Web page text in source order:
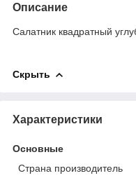
Описание
Салатник квадратный
Скрыть
Характеристики
Основные
Страна производитель